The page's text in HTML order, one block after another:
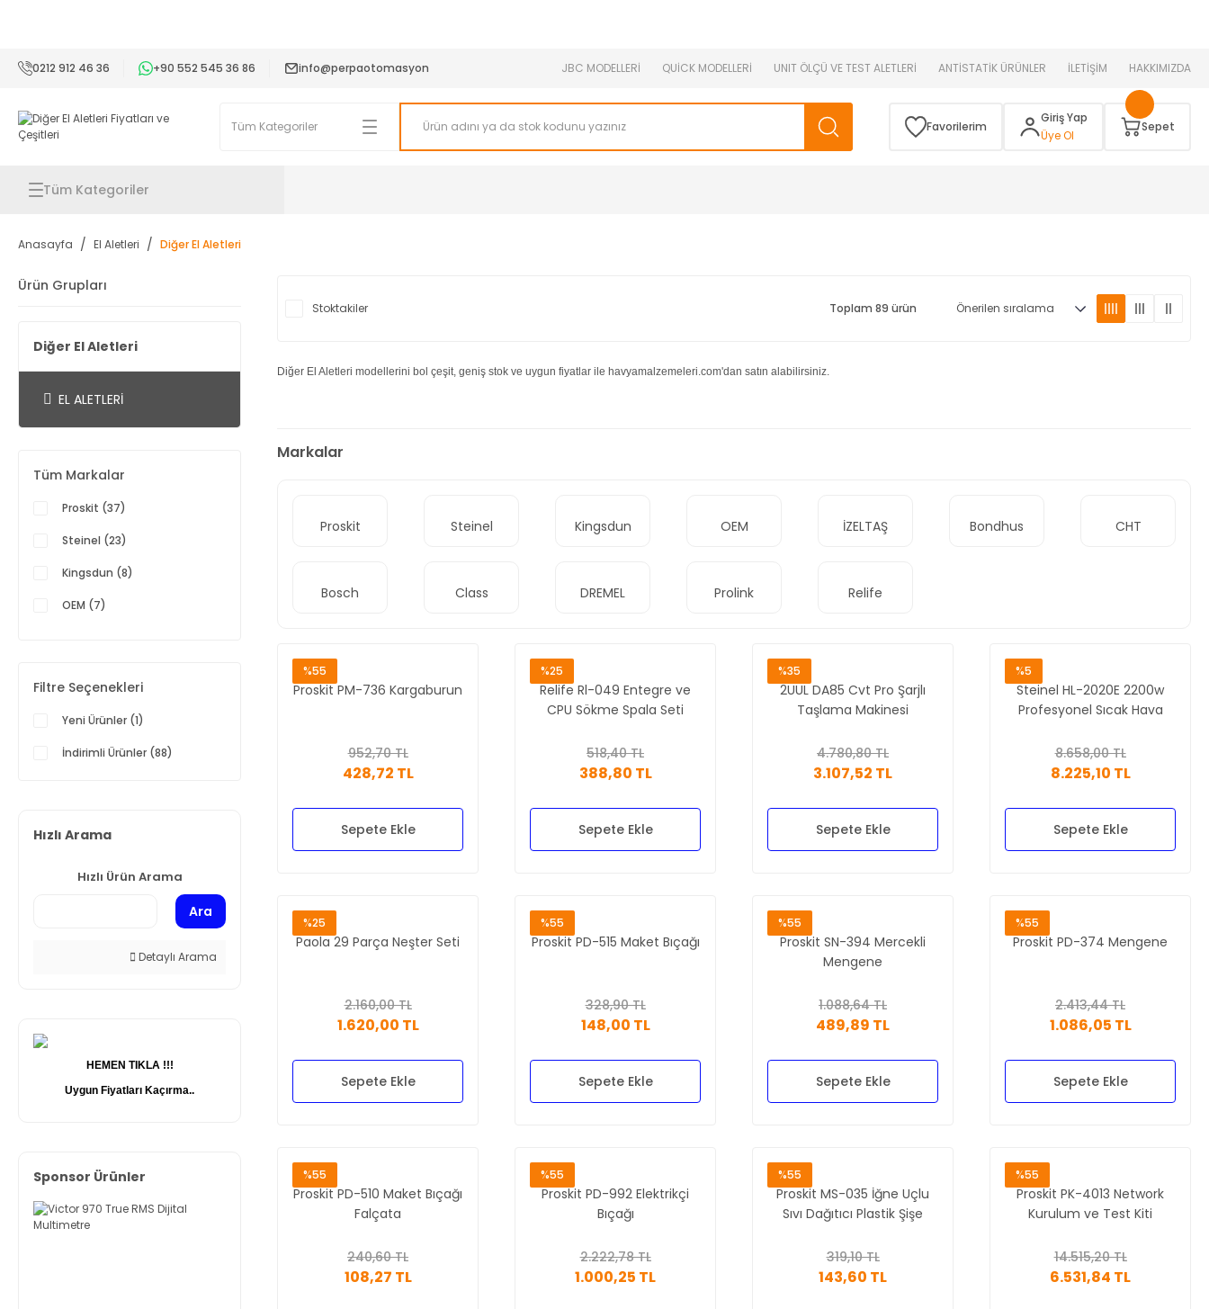
0212 912 46 36 +90 552 545 36 86 info@perpaotomasyon JBC MODELLERİ QUİCK MODELLERİ UNIT ÖLÇÜ VE TEST ALETLERİ ANTİSTATİK ÜRÜNLER İLETİŞİM HAKKIMIZDA
Favorilerim
Giriş Yap
Üye Ol
Sepet
Tüm Kategoriler
Anasayfa El Aletleri Diğer El Aletleri
Ürün Grupları
Diğer El Aletleri
EL ALETLERI
Tüm Markalar
Proskit (37)
Steinel (23)
Kingsdun (8)
OEM (7)
Prolink (1)
Filtre Seçenekleri
Yeni Ürünler (1)
İndirimli Ürünler (88)
Hızlı Arama
Hızlı Ürün Arama
Ara
Detaylı Arama
HEMEN TIKLA !!!
Uygun Fiyatları Kaçırma..
Sponsor Ürünler
Stoktakiler Toplam 89 ürün
Diğer El Aletleri modellerini bol çeşit, geniş stok ve uygun fiyatlar ile havyamalzemeleri.com'dan satın alabilirsiniz.
Markalar
Proskit Steinel Kingsdun OEM İZELTAŞ Bondhus CHT
Bosch Class DREMEL Prolink Relife
%55
Proskit PM-736 Kargaburun
952,70 TL
428,72 TL
Sepete Ekle
%25
Relife Rl-049 Entegre ve
CPU Sökme Spala Seti
518,40 TL
388,80 TL
Sepete Ekle
%35
2UUL DA85 Cvt Pro Şarjlı
Taşlama Makinesi
4.780,80 TL
3.107,52 TL
Sepete Ekle
%5
Steinel HL-2020E 2200w
Profesyonel Sıcak Hava
8.658,00 TL
8.225,10 TL
Sepete Ekle
%25
Paola 29 Parça Neşter Seti
2.160,00 TL
1.620,00 TL
Sepete Ekle
%55
Proskit PD-515 Maket Bıçağı
328,90 TL
148,00 TL
Sepete Ekle
%55
Proskit SN-394 Mercekli
Mengene
1.088,64 TL
489,89 TL
Sepete Ekle
%55
Proskit PD-374 Mengene
2.413,44 TL
1.086,05 TL
Sepete Ekle
%55
Proskit PD-510 Maket Bıçağı
Falçata
240,60 TL
108,27 TL
%55
Proskit PD-992 Elektrikçi
Bıçağı
2.222,78 TL
1.000,25 TL
%55
Proskit MS-035 İğne Uçlu
Sıvı Dağıtıcı Plastik Şişe
319,10 TL
143,60 TL
%55
Proskit PK-4013 Network
Kurulum ve Test Kiti
14.515,20 TL
6.531,84 TL